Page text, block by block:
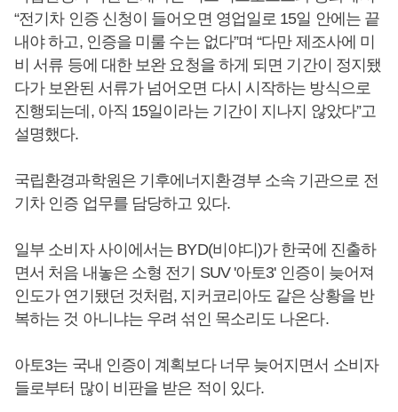
“전기차 인증 신청이 들어오면 영업일로 15일 안에는 끝
내야 하고, 인증을 미룰 수는 없다”며 “다만 제조사에 미
비 서류 등에 대한 보완 요청을 하게 되면 기간이 정지됐
다가 보완된 서류가 넘어오면 다시 시작하는 방식으로
진행되는데, 아직 15일이라는 기간이 지나지 않았다”고
설명했다.
국립환경과학원은 기후에너지환경부 소속 기관으로 전
기차 인증 업무를 담당하고 있다.
일부 소비자 사이에서는 BYD(비야디)가 한국에 진출하
면서 처음 내놓은 소형 전기 SUV '아토3' 인증이 늦어져
인도가 연기됐던 것처럼, 지커코리아도 같은 상황을 반
복하는 것 아니냐는 우려 섞인 목소리도 나온다.
아토3는 국내 인증이 계획보다 너무 늦어지면서 소비자
들로부터 많이 비판을 받은 적이 있다.